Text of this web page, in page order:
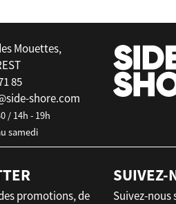
Mouettes,
85
shore.com
/ 14h - 19h
samedi
promotions, de
SUIVEZ-
Suivez-nous